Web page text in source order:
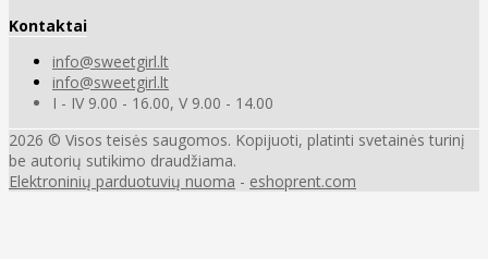
Kontaktai
info@sweetgirl.lt
info@sweetgirl.lt
I - IV 9.00 - 16.00, V 9.00 - 14.00
2026 © Visos teisės saugomos. Kopijuoti, platinti svetainės turinį
be autorių sutikimo draudžiama.
Elektroninių parduotuvių nuoma - eshoprent.com